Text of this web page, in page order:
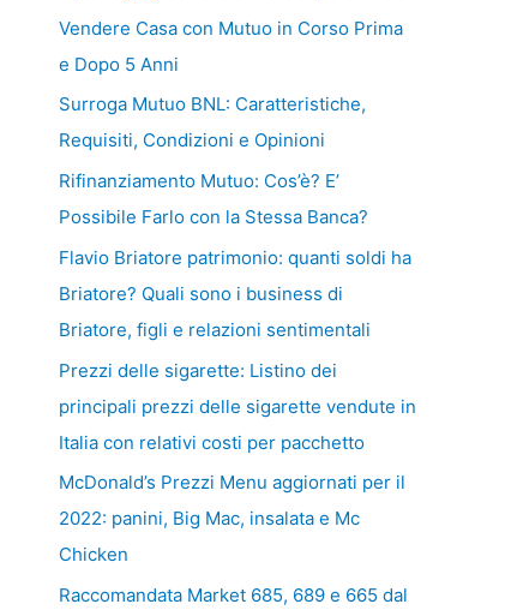
Vendere Casa con Mutuo in Corso Prima
e Dopo 5 Anni
Surroga Mutuo BNL: Caratteristiche,
Requisiti, Condizioni e Opinioni
Rifinanziamento Mutuo: Cos’è? E’
Possibile Farlo con la Stessa Banca?
Flavio Briatore patrimonio: quanti soldi ha
Briatore? Quali sono i business di
Briatore, figli e relazioni sentimentali
Prezzi delle sigarette: Listino dei
principali prezzi delle sigarette vendute in
Italia con relativi costi per pacchetto
McDonald’s Prezzi Menu aggiornati per il
2022: panini, Big Mac, insalata e Mc
Chicken
Raccomandata Market 685, 689 e 665 dal